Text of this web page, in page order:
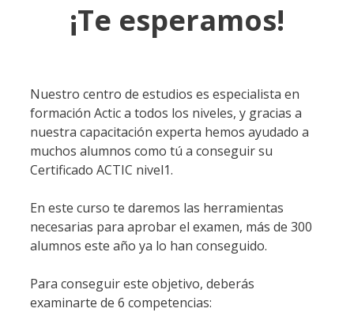
¡Te esperamos!
Nuestro centro de estudios es especialista en
formación Actic a todos los niveles, y gracias a
nuestra capacitación experta hemos ayudado a
muchos alumnos como tú a conseguir su
Certificado ACTIC nivel1.
En este curso te daremos las herramientas
necesarias para aprobar el examen, más de 300
alumnos este año ya lo han conseguido.
Para conseguir este objetivo, deberás
examinarte de 6 competencias: